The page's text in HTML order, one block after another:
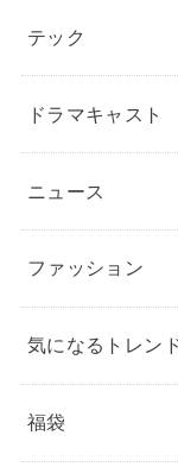
テック
ドラマキャスト
ニュース
ファッション
気になるトレン
福袋